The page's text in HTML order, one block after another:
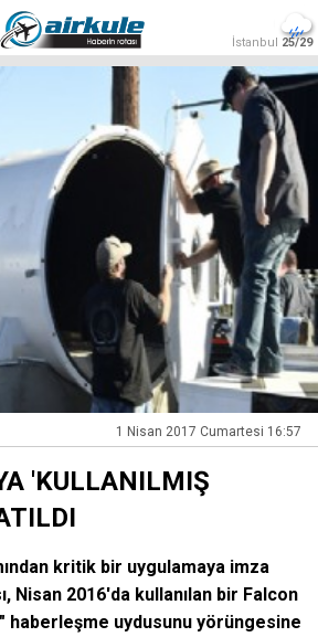
İstanbul 25/29
1 Nisan 2017 Cumartesi 16:57
'KULLANILMIŞ
kritik bir uygulamaya imza
Nisan 2016'da kullanılan bir Falcon
haberleşme uydusunu yörüngesine